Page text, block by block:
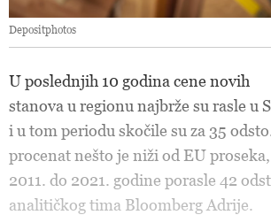
Depositphotos
U poslednjih 10 godina cene novih
stanova u regionu najbrže su rasle u
i u tom periodu skočile su za 35
procenat nešto je niži od EU proseka,
2011. do 2021. godine porasle 42
analitičkog tima Bloomberg Adrije.